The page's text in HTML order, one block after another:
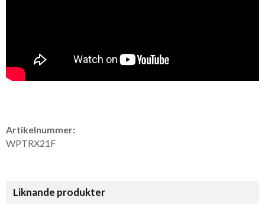
Artikelnummer:
WPTRX21F
Liknande produkter